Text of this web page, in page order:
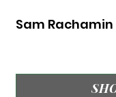
Sam Rachamin